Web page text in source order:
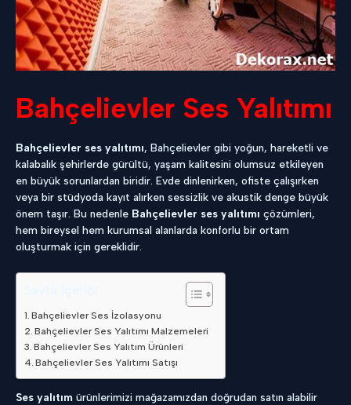
Bahçelievler Ses Yalıtımı
Bahçelievler ses yalıtımı, Bahçelievler gibi yoğun, hareketli ve
kalabalık şehirlerde gürültü, yaşam kalitesini olumsuz etkileyen
en büyük sorunlardan biridir. Evde dinlenirken, ofiste çalışırken
veya bir stüdyoda kayıt alırken sessizlik ve akustik denge büyük
önem taşır. Bu nedenle Bahçelievler ses yalıtımı çözümleri,
hem bireysel hem kurumsal alanlarda konforlu bir ortam
oluşturmak için gereklidir.
Bahçelievler Ses İzolasyonu
Bahçelievler Ses Yalıtımı Malzemeleri
Bahçelievler Ses Yalıtım Ürünleri
Bahçelievler Ses Yalıtımı Satışı
Ses yalıtım ürünlerimizi mağazamızdan doğrudan satın alabilir